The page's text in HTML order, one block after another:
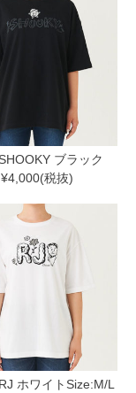
ブラック
税抜)
ホワイトSize:M/L